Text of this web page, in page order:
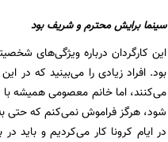
سینما برایش محترم و شریف بود
این کارگردان درباره ویژگی‌های
بود. افراد زیادی را می‌بینید که
می‌کنند، اما خانم معصومی همیشه
شود، هرگز فراموش نمی‌کنم که حتی
در ایام کرونا کار می‌کردیم و باید